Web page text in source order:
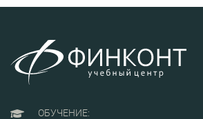
частоты и топологическую
ОБУЧЕНИЕ: